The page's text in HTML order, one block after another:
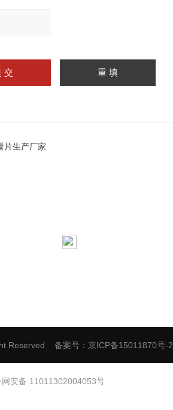
写阿拉伯数
片生产厂家
Reserved 备案号：京ICP备15011870号-2
网安备 11011302004053号